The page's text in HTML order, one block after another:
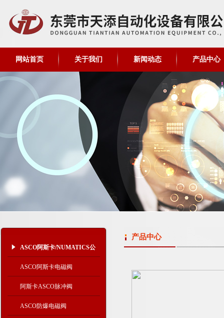
网站首页 关于我们 新闻动态 产品中心
ASCO阿斯卡/NUMATICS公
司
ASCO阿斯卡电磁阀
阿斯卡ASCO脉冲阀
ASCO防爆电磁阀
产品中心